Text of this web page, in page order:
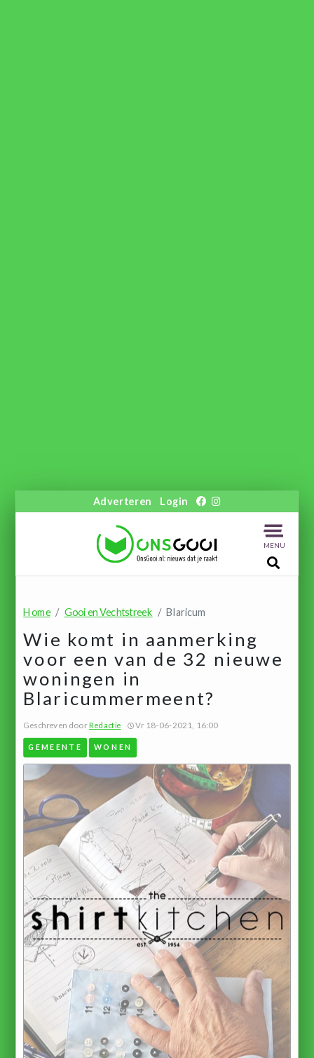
Adverteren Login
MENU
Home Gooi en Vechtstreek Blaricum
Wie komt in aanmerking
voor een van de 32 nieuwe
woningen in
Blaricummermeent?
Geschreven doorRedactie Vr 18-06-2021, 16:00
GEMEENTE WONEN